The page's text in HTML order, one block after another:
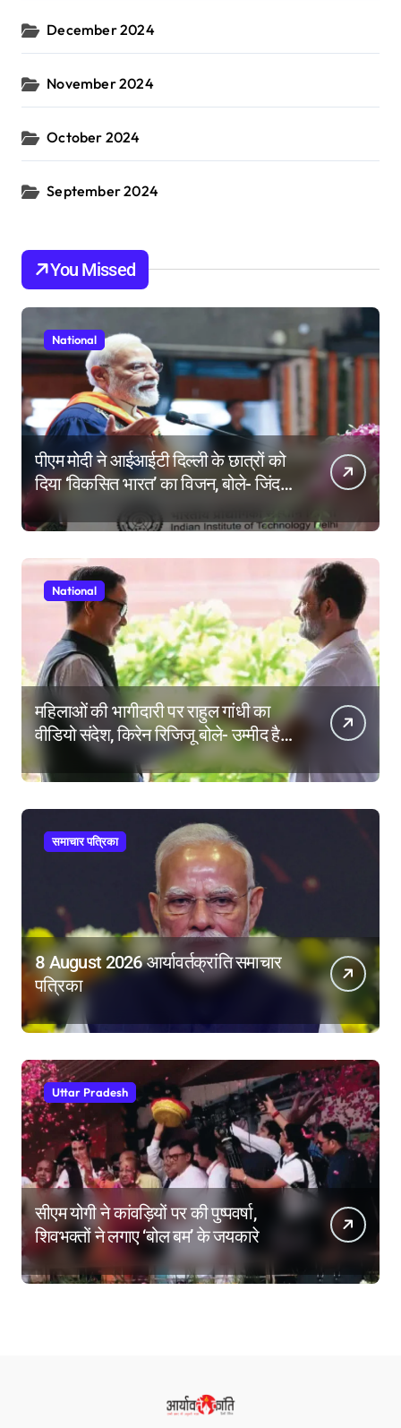
December 2024
November 2024
October 2024
September 2024
You Missed
National
पीएम मोदी ने आईआईटी दिल्ली के छात्रों को
दिया ‘विकसित भारत’ का विजन, बोले- जिंदगी
की परीक्षा में सब कुछ आउट ऑफ सिलेबस
होता है
National
महिलाओं की भागीदारी पर राहुल गांधी का
वीडियो संदेश, किरेन रिजिजू बोले- उम्मीद है
महिला आरक्षण बिल का बिना शर्त करेंगे
समर्थन
समाचार पत्रिका
8 August 2026 आर्यावर्तक्रांति समाचार
पत्रिका
Uttar Pradesh
सीएम योगी ने कांवड़ियों पर की पुष्पवर्षा,
शिवभक्तों ने लगाए ‘बोल बम’ के जयकारे